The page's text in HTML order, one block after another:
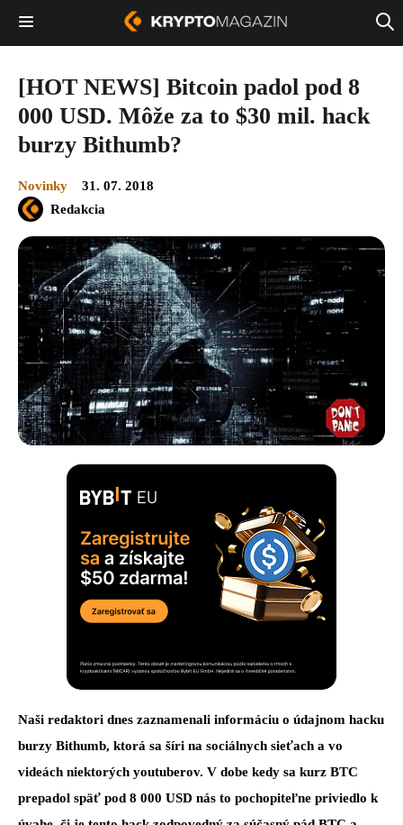
[HOT NEWS] Bitcoin padol pod 8
000 USD. Môže za to $30 mil. hack
burzy Bithumb?
Novinky
31. 07. 2018
Redakcia
Naši redaktori dnes zaznamenali informáciu o údajnom hacku
burzy Bithumb, ktorá sa šíri na sociálnych sieťach a vo
videách niektorých youtuberov. V dobe kedy sa kurz BTC
prepadol späť pod 8 000 USD nás to pochopiteľne priviedlo k